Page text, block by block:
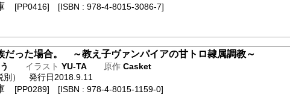
[PP0416] [ISBN : 978-4-8015-3086-7]
だった場合。 ～教え子ヴァンパイアの甘トロ隷属調教～
イラスト YU-TA 原作 Casket
別） 発行日2018.9.11
[PP0289] [ISBN : 978-4-8015-1159-0]